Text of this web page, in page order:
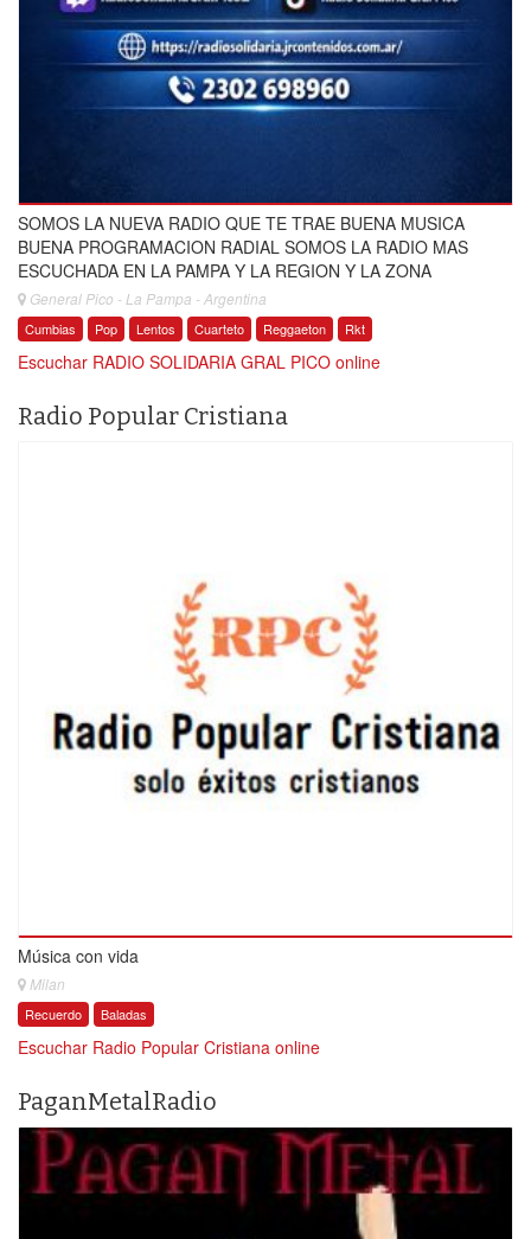
SOMOS LA NUEVA RADIO QUE TE TRAE BUENA MUSICA
BUENA PROGRAMACION RADIAL SOMOS LA RADIO MAS
ESCUCHADA EN LA PAMPA Y LA REGION Y LA ZONA
General Pico - La Pampa - Argentina
Cumbias Pop Lentos Cuarteto Reggaeton Rkt
Escuchar RADIO SOLIDARIA GRAL PICO online
Radio Popular Cristiana
Música con vida
Milan
Recuerdo Baladas
Escuchar Radio Popular Cristiana online
PaganMetalRadio